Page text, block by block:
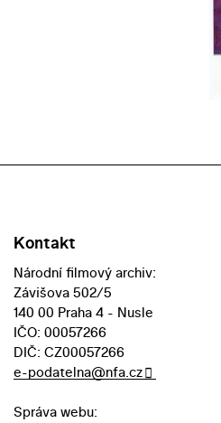
Kontakt
Národní filmový archiv:
Závišova 502/5
140 00 Praha 4 - Nusle
IČO: 00057266
DIČ: CZ00057266
e-podatelna@nfa.cz
Správa webu: